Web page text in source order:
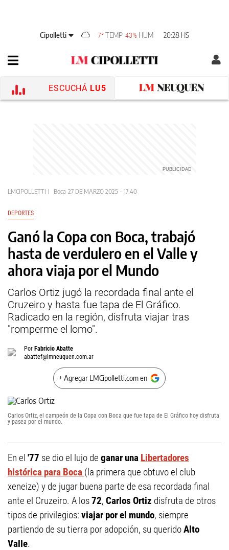
Cipolletti 7° TEMP 43% HUM 20:28 HS
ESCUCHÁ LU5
LMCIPOLLETTI Boca 27 DE MARZO 2025 - 17:40
DEPORTES
Ganó la Copa con Boca, trabajó
hasta de verdulero en el Valle y
ahora viaja por el Mundo
Carlos Ortiz jugó la recordada final ante el
Cruzeiro y hasta fue tapa de El Gráfico.
Radicado en la región, disfruta viajar tras
"romperme el lomo".
Por Fabricio Abatte
abattef@lmneuquen.com.ar
+ Agregar LMCipolletti.com en
Carlos Ortiz, el campeón de la Copa con Boca que fue tapa de El Gráfico hoy disfruta
y pasea por el mundo.
En el '77 se dio el lujo de ganar una Libertadores
histórica para Boca (la primera que obtuvo el club
xeneize) y de jugar buena parte de esa recordada final
ante el Cruzeiro. A los72, Carlos Ortiz disfruta de otros
tipos de privilegios: viajar por el mundo, siempre
partiendo de su tierra por adopción, su queridoAlto
Valle.